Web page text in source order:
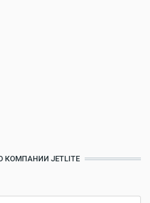
КОМПАНИИ JETLITE